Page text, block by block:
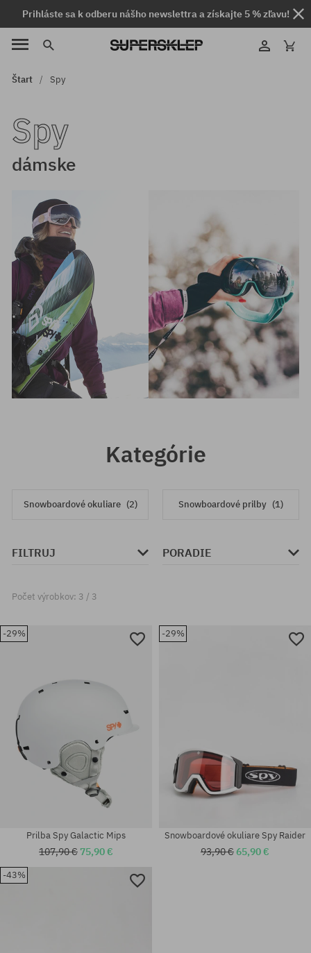
Prihláste sa k odberu nášho newslettra a získajte 5 % zľavu!
Štart Spy
Spy
dámske
Kategórie
Snowboardové okuliare (2) Snowboardové prilby (1)
FILTRUJ PORADIE
Počet výrobkov: 3 / 3
-29%
Prilba Spy Galactic Mips
107,90 € 75,90 €
-29%
Snowboardové okuliare Spy Raider
93,90 €65,90 €
-43%